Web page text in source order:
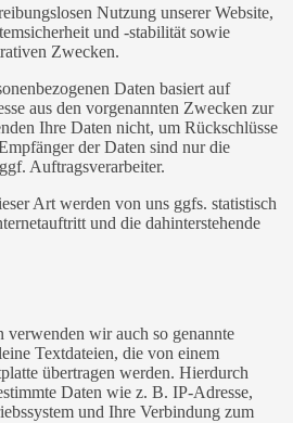
Nutzung unserer Website,
und -stabilität sowie
Zwecken.
Daten basiert auf
aus den vorgenannten Zwecken zur
Ihre Daten nicht, um Rückschlüsse
der Daten sind nur die
Auftragsverarbeiter.
Art werden von uns ggfs. statistisch
und die dahinterstehende
verwenden wir auch so genannte
Textdateien, die von einem
übertragen werden. Hierdurch
Daten wie z. B. IP-Adresse,
und Ihre Verbindung zum